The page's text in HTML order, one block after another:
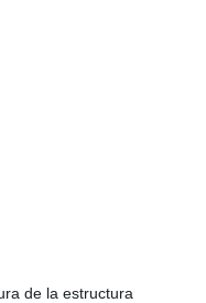
de la estructura